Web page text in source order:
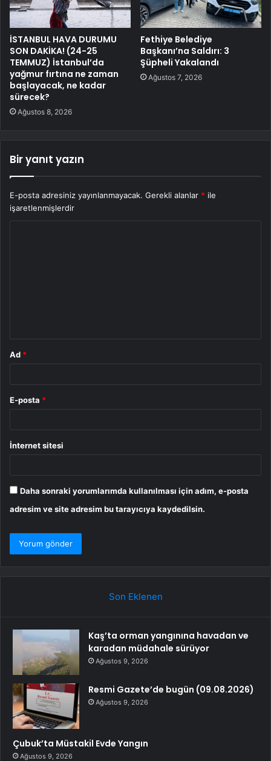
İSTANBUL HAVA DURUMU
SON DAKİKA! (24-25
TEMMUZ) İstanbul’da
yağmur fırtına ne zaman
başlayacak, ne kadar
sürecek?
Ağustos 8, 2026
Fethiye Belediye
Başkanı’na Saldırı: 3
Şüpheli Yakalandı
Ağustos 7, 2026
Bir yanıt yazın
E-posta adresiniz yayınlanmayacak. Gerekli alanlar * ile
işaretlenmişlerdir
Ad *
E-posta *
İnternet sitesi
Daha sonraki yorumlarımda kullanılması için adım, e-posta
adresim ve site adresim bu tarayıcıya kaydedilsin.
Son Eklenen
Kaş’ta orman yangınına havadan ve
karadan müdahale sürüyor
Ağustos 9, 2026
Resmi Gazete’de bugün (09.08.2026)
Ağustos 9, 2026
Çubuk’ta Müstakil Evde Yangın
Ağustos 9, 2026